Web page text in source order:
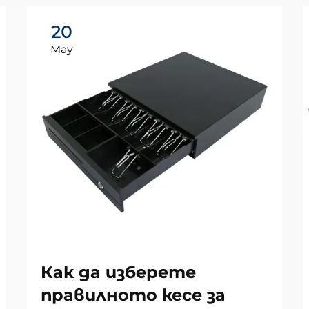
20
May
Как да изберете
правилното кесе за